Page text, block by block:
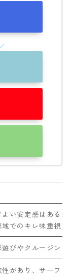
よい安定感はある
域でのキレ味重視
遊びやクルージン
性があり、サーフ